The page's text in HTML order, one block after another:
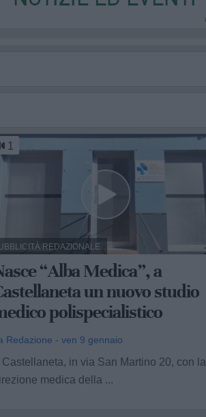
1
REDAZIONALE
“Alba Medica”, a
un nuovo studio
polispecialistico
Redazione - ven 9 gennaio
Castellaneta, in via San Martino 20, con la
medica della ...